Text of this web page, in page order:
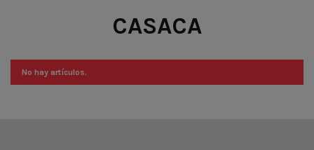
CASACA
No hay artículos.